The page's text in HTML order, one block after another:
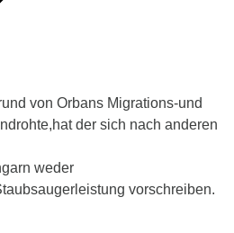
von Orbans Migrations-und
der sich nach anderen
weder
vorschreiben.